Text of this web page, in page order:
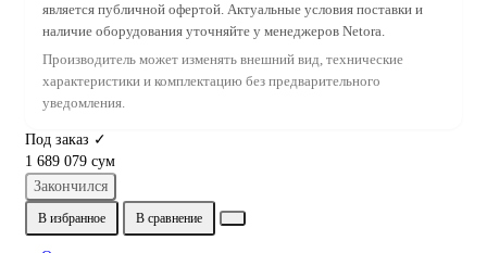
является публичной офертой. Актуальные условия поставки и
наличие оборудования уточняйте у менеджеров Netora.
Производитель может изменять внешний вид, технические
характеристики и комплектацию без предварительного
уведомления.
Под заказ ✓
1 689 079 сум
Закончился
В избранное В сравнение